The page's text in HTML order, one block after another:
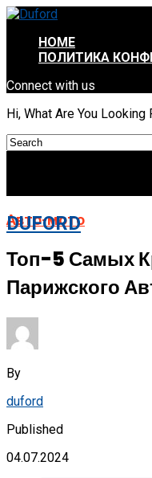
HOME
ПОЛИТИКА
Connect with us
Hi, What Are You Looking
DUFORD
Авто-мото
Топ-5 Самых
Парижского
By
duford
Published
04.07.2024